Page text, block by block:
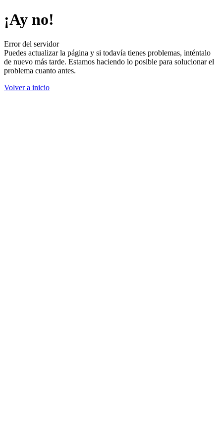
¡Ay no!
Error del servidor
Puedes actualizar la página y si todavía tienes problemas, inténtalo
de nuevo más tarde. Estamos haciendo lo posible para solucionar el
problema cuanto antes.
Volver a inicio